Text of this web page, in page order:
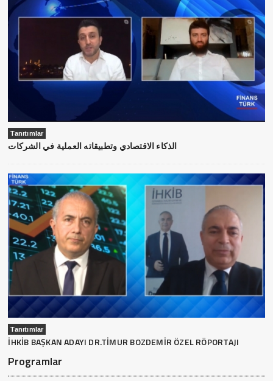
Tanıtımlar
الذكاء الاقتصادي وتطبيقاته العملية في الشركات
Tanıtımlar
İHKİB BAŞKAN ADAYI DR.TİMUR BOZDEMİR ÖZEL RÖPORTAJI
Programlar